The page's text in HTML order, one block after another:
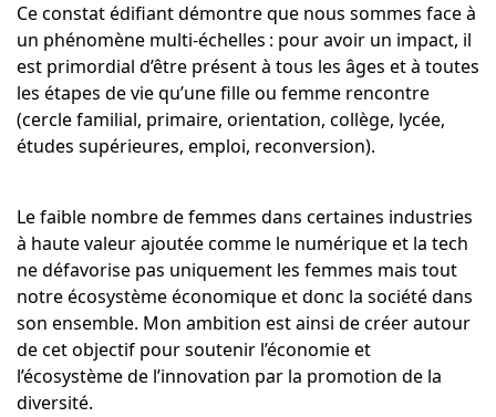
Ce constat édifiant démontre que nous sommes face à
un phénomène multi-échelles : pour avoir un impact, il
est primordial d’être présent à tous les âges et à toutes
les étapes de vie qu’une fille ou femme rencontre
(cercle familial, primaire, orientation, collège, lycée,
études supérieures, emploi, reconversion).
Le faible nombre de femmes dans certaines industries
à haute valeur ajoutée comme le numérique et la tech
ne défavorise pas uniquement les femmes mais tout
notre écosystème économique et donc la société dans
son ensemble. Mon ambition est ainsi de créer autour
de cet objectif pour soutenir l’économie et
l’écosystème de l’innovation par la promotion de la
diversité.